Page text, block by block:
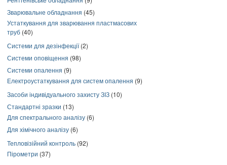
Зварювальне обладнання (45)
Устаткування для зварювання пластмасових
труб (40)
Системи для дезінфекції(2)
Системи оповіщення (98)
Системи опалення (9)
Електроустаткування для систем опалення (9)
Засоби індивідуального захисту ЗІЗ (10)
Стандартні зразки (13)
Для спектрального аналізу (6)
Для хімічного аналізу (6)
Тепловізійний контроль (92)
Пірометри (37)